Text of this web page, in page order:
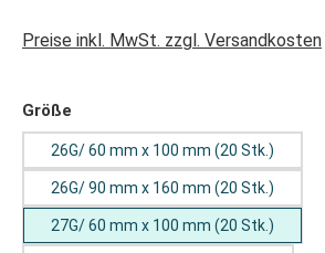
Preise inkl. MwSt. zzgl. Versandkosten
Größe
26G/ 60 mm x 100 mm (20 Stk.)
26G/ 90 mm x 160 mm (20 Stk.)
27G/ 60 mm x 100 mm (20 Stk.)